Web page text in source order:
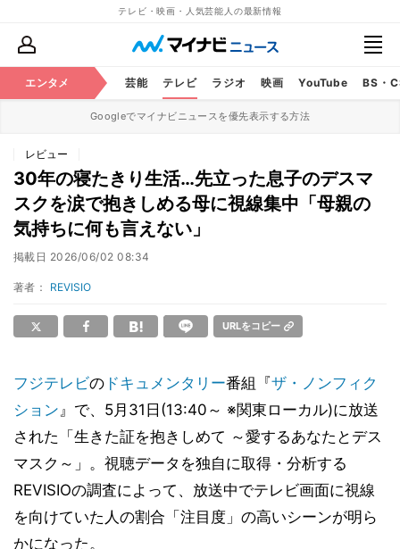
テレビ・映画・人気芸能人の最新情報
エンタメ 芸能 テレビ ラジオ 映画 YouTube BS・
Googleでマイナビニュースを優先表示する方法
レビュー
30年の寝たきり生活…先立った息子のデスマ
スクを涙で抱きしめる母に視線集中「母親の
気持ちに何も言えない」
掲載日 2026/06/02 08:34
著者： REVISIO
URLをコピー
フジテレビの ドキュメンタリー番組『ザ・ノンフィク
ション』で、5月31日(13:40～ ※関東ローカル)に放送
された「生きた証を抱きしめて ～愛するあなたとデス
マスク～」。視聴データを独自に取得・分析する
REVISIOの調査によって、放送中でテレビ画面に視線
を向けていた人の割合「注目度」の高いシーンが明ら
かになった。